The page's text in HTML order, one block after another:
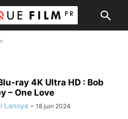
ray 4K Ultra HD : Bob
– One Love
Lanoye - 18 juin 2024